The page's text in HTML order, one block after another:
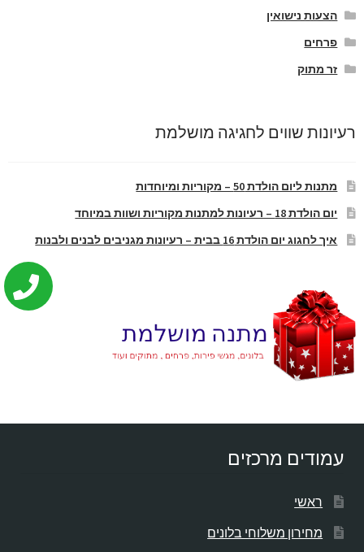
הצעות נישואין
פרחים
זר מתוק
רעיונות שווים לחגיגה מושלמת
מתנות ליום הולדת 50 – מקוריות ומיוחדות
יום הולדת 18 – רעיונות למתנות מקוריות ושוות במיוחד
איך לחגוג יום הולדת 16 בבית – רעיונות מגניבים לבנים ולבנות
עמודים מרכזים
ראשי
מחירון משלוחי בלונים